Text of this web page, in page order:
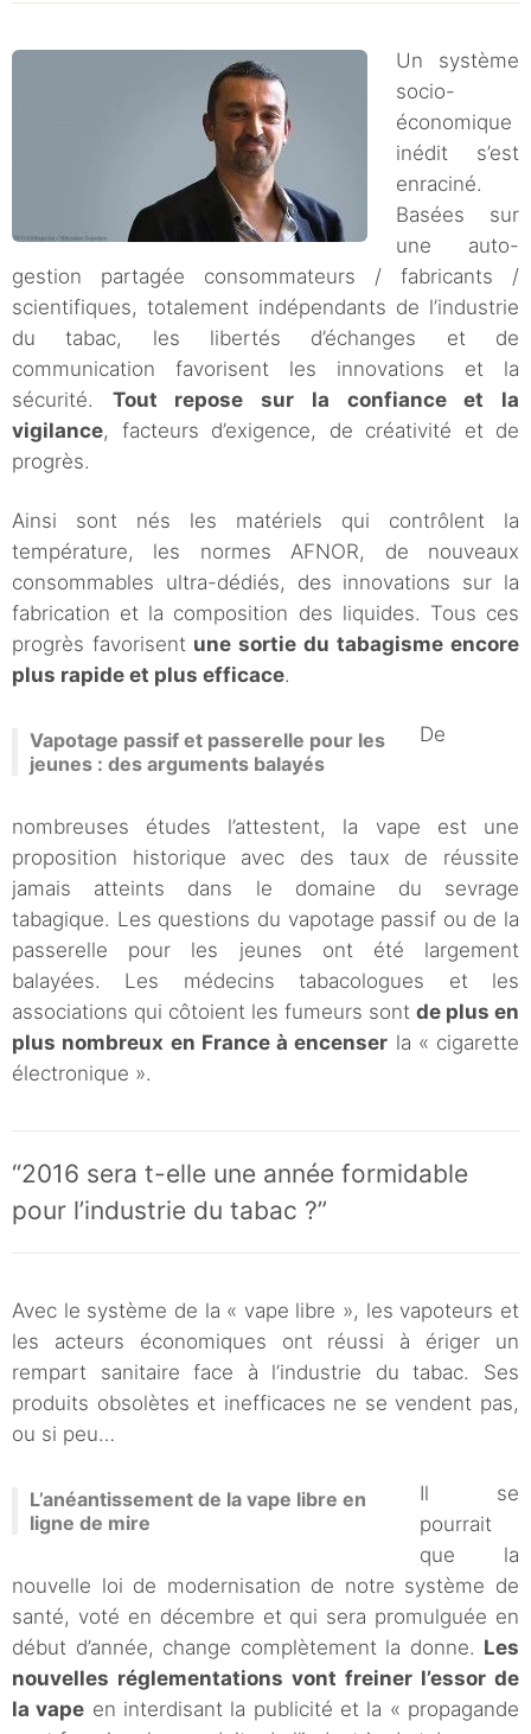
Un système
socio-
économique
inédit s’est
enraciné.
Basées sur
une auto-
gestion partagée consommateurs / fabricants /
scientifiques, totalement indépendants de l’industrie
du tabac, les libertés d’échanges et de
communication favorisent les innovations et la
sécurité. Tout repose sur la confiance et la
vigilance, facteurs d’exigence, de créativité et de
progrès.
Ainsi sont nés les matériels qui contrôlent la
température, les normes AFNOR, de nouveaux
consommables ultra-dédiés, des innovations sur la
fabrication et la composition des liquides. Tous ces
progrès favorisent une sortie du tabagisme encore
plus rapide et plus efficace.
Vapotage passif et passerelle pour les
jeunes : des arguments balayés
De
nombreuses études l’attestent, la vape est une
proposition historique avec des taux de réussite
jamais atteints dans le domaine du sevrage
tabagique. Les questions du vapotage passif ou de la
passerelle pour les jeunes ont été largement
balayées. Les médecins tabacologues et les
associations qui côtoient les fumeurs sont de plus en
plus nombreux en France à encenser la « cigarette
électronique ».
“2016 sera t-elle une année formidable
pour l’industrie du tabac ?”
Avec le système de la « vape libre », les vapoteurs et
les acteurs économiques ont réussi à ériger un
rempart sanitaire face à l’industrie du tabac. Ses
produits obsolètes et inefficaces ne se vendent pas,
ou si peu…
L’anéantissement de la vape libre en
ligne de mire
Il se
pourrait
que la
nouvelle loi de modernisation de notre système de
santé, voté en décembre et qui sera promulguée en
début d’année, change complètement la donne. Les
nouvelles réglementations vont freiner l’essor de
la vape en interdisant la publicité et la « propagande